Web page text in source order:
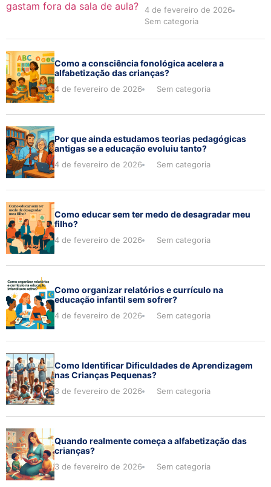
4 de fevereiro de 2026
Sem categoria
Como a consciência fonológica acelera a
alfabetização das crianças?
4 de fevereiro de 2026 Sem categoria
Por que ainda estudamos teorias pedagógicas
antigas se a educação evoluiu tanto?
4 de fevereiro de 2026 Sem categoria
Como educar sem ter medo de desagradar meu
filho?
4 de fevereiro de 2026 Sem categoria
Como organizar relatórios e currículo na
educação infantil sem sofrer?
4 de fevereiro de 2026 Sem categoria
Como Identificar Dificuldades de Aprendizagem
nas Crianças Pequenas?
3 de fevereiro de 2026 Sem categoria
Quando realmente começa a alfabetização das
crianças?
3 de fevereiro de 2026 Sem categoria